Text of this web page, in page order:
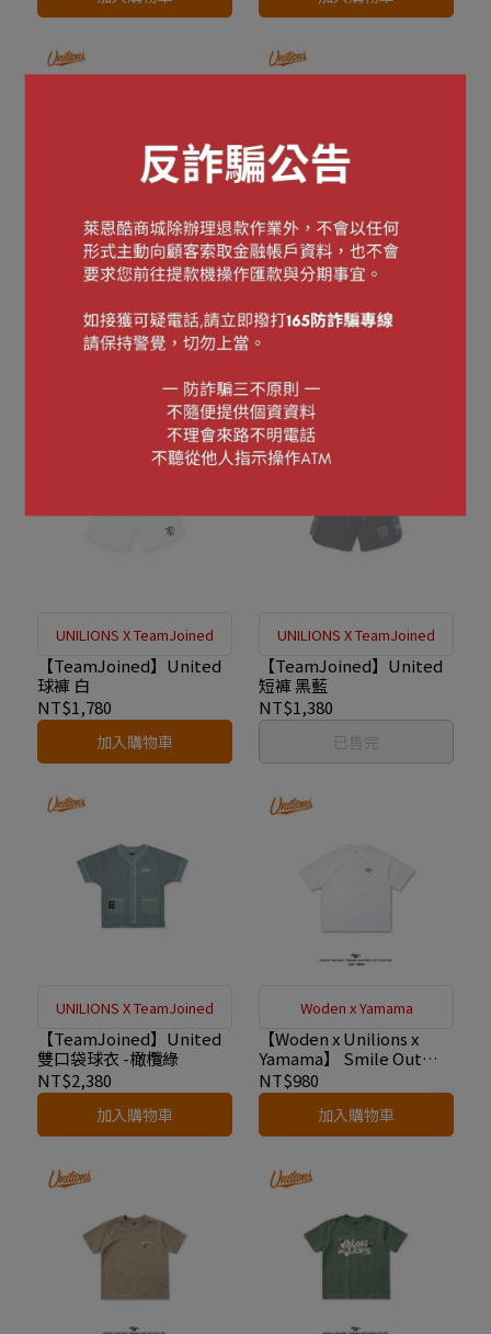
UNILIONS X TeamJoined
機能五分割帽 科技灰
NT$1,080
UNILIONS X TeamJoined
機能五分割帽 黑
NT$1,080
UNILIONS X TeamJoined
【TeamJoined】United
球褲 白
NT$1,780
加入購物車
UNILIONS X TeamJoined
【TeamJoined】United
短褲 黑藍
NT$1,380
已售完
UNILIONS X TeamJoined
【TeamJoined】United
雙口袋球衣 -橄欖綠
NT$2,380
加入購物車
Woden x Yamama
【Woden x Unilions x
Yamama】 Smile Out
NT$980
加入購物車